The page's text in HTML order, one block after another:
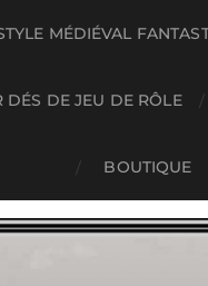
MÉDIÉVAL
DÉS DE JEU DE RÔLE
BOUTIQUE